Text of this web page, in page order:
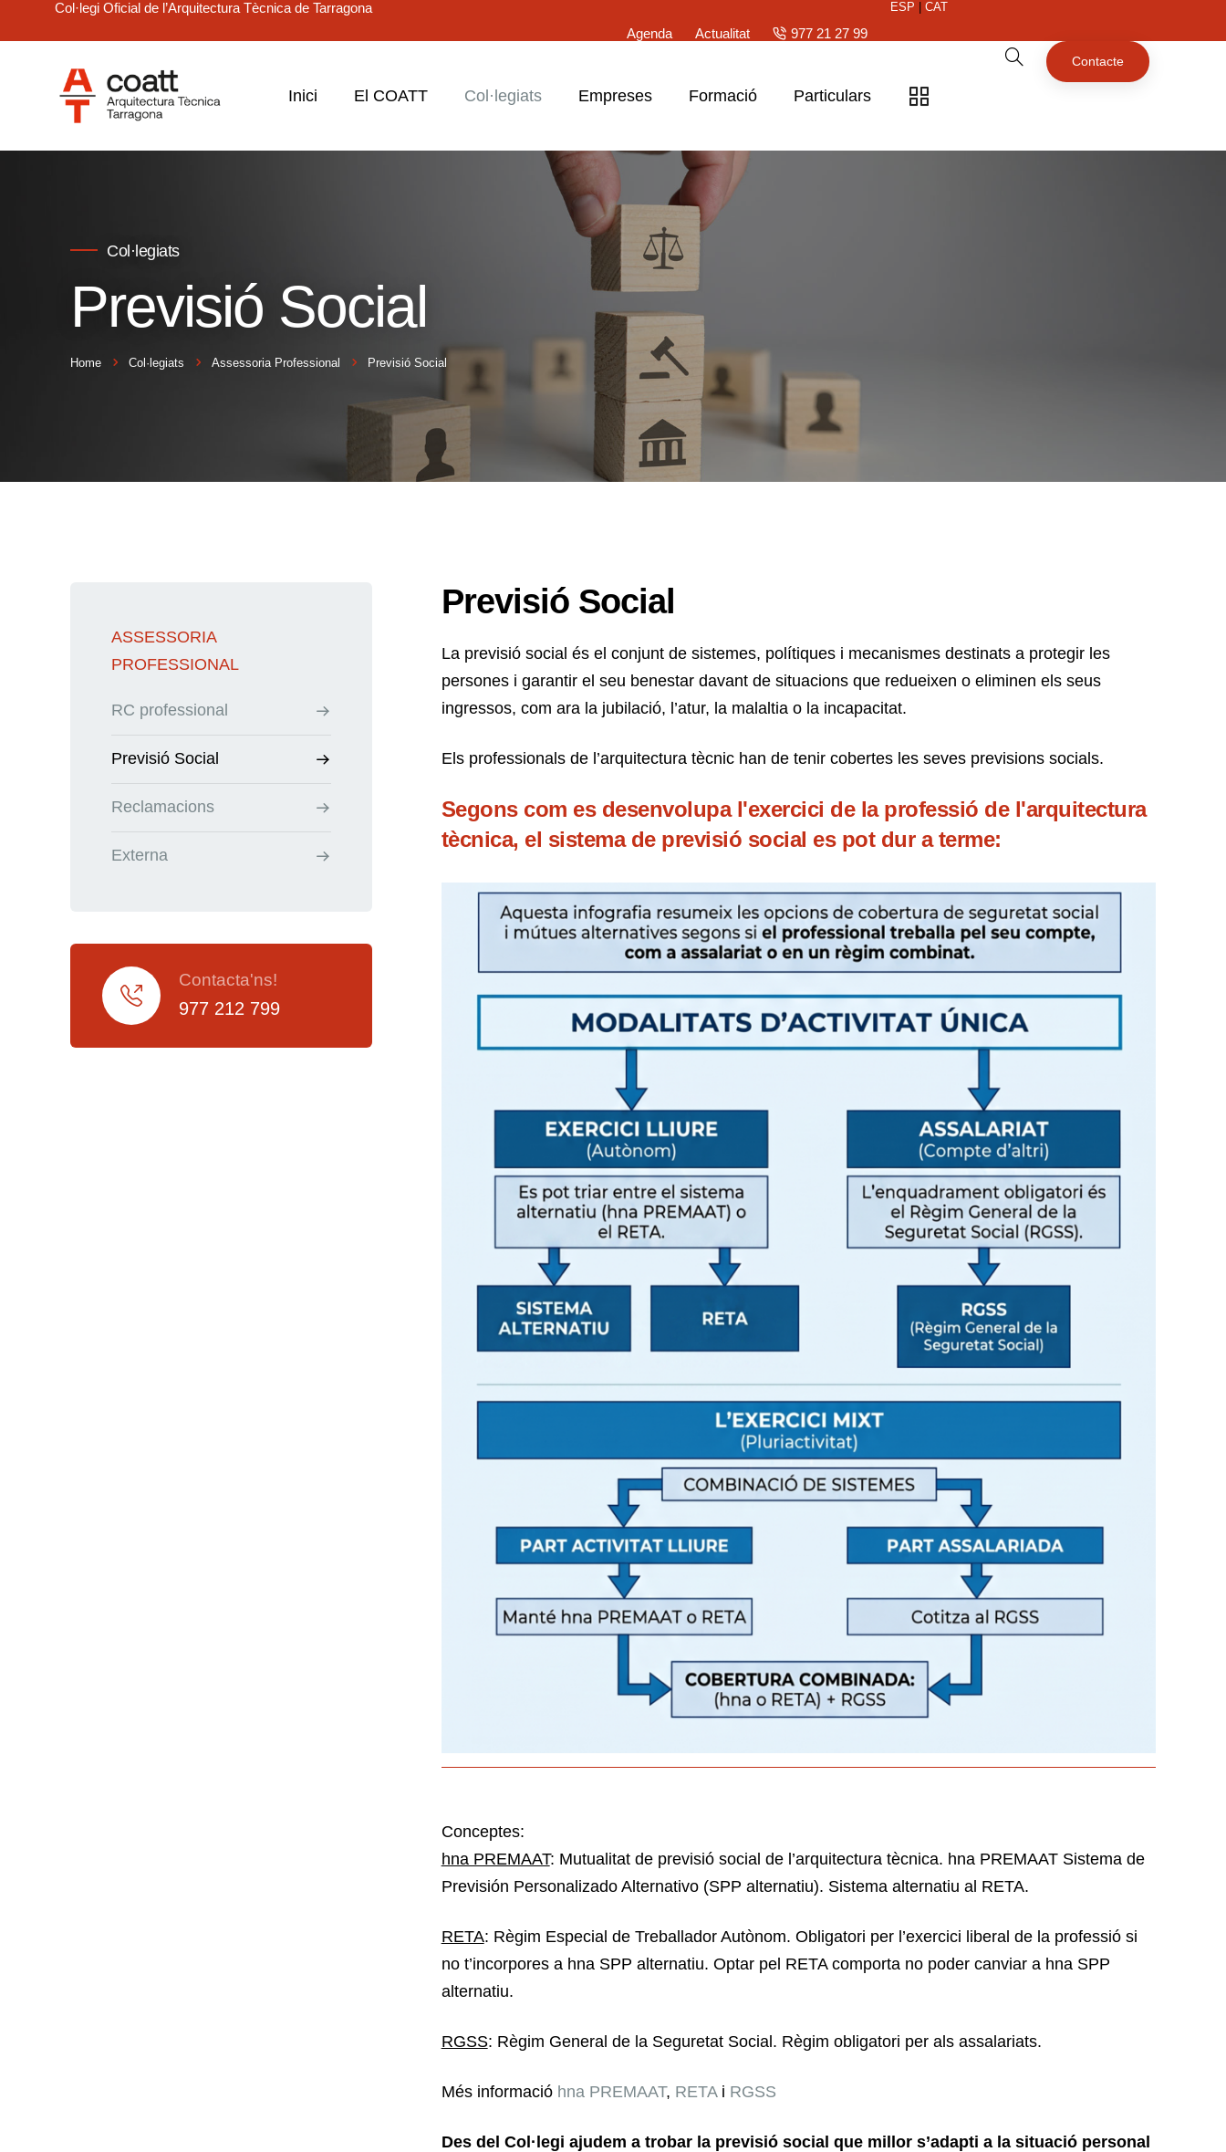
Col·legi Oficial de l’Arquitectura Tècnica de Tarragona
Agenda
Actualitat 977 21 27 99
ESP CAT
Inici El COATT Col·legiats Empreses Formació Particulars
Contacte
Col·legiats
Previsió Social
Home Col·legiats Assessoria Professional Previsió Social
ASSESSORIA
PROFESSIONAL
RC professional
Previsió Social
Reclamacions
Externa
Contacta'ns!
977 212 799
Previsió Social
La previsió social és el conjunt de sistemes, polítiques i mecanismes destinats a protegir les
persones i garantir el seu benestar davant de situacions que redueixen o eliminen els seus
ingressos, com ara la jubilació, l’atur, la malaltia o la incapacitat.
Els professionals de l’arquitectura tècnic han de tenir cobertes les seves previsions socials.
Segons com es desenvolupa l'exercici de la professió de l'arquitectura
tècnica, el sistema de previsió social es pot dur a terme:
Conceptes:
hna PREMAAT: Mutualitat de previsió social de l’arquitectura tècnica. hna PREMAAT Sistema de
Previsión Personalizado Alternativo (SPP alternatiu). Sistema alternatiu al RETA.
RETA: Règim Especial de Treballador Autònom. Obligatori per l’exercici liberal de la professió si
no t’incorpores a hna SPP alternatiu. Optar pel RETA comporta no poder canviar a hna SPP
alternatiu.
RGSS: Règim General de la Seguretat Social. Règim obligatori per als assalariats.
Més informació hna PREMAAT, RETAi RGSS
Des del Col·legi ajudem a trobar la previsió social que millor s’adapti a la situació personal